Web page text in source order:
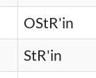
OStR'in
StR'in